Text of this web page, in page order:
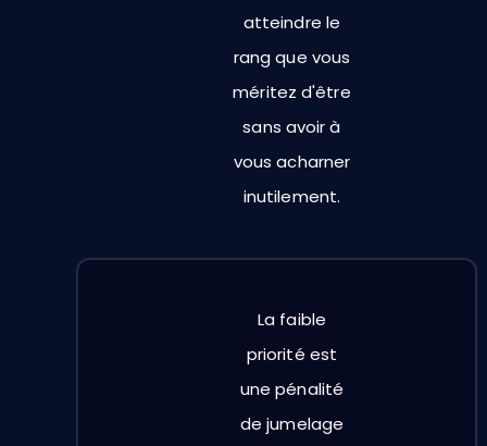
atteindre le
rang que vous
méritez d'être
sans avoir à
vous acharner
inutilement.
La faible
priorité est
une pénalité
de jumelage